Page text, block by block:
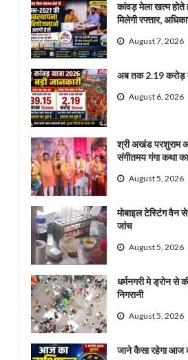
कांवड़ मेला खत्म होते
मिलेगी रफ्तार,
August 7, 2026
अब तक 2.19 करोड़
August 6, 2026
श्री अखंड परशुराम
संगीतमय गंगा कथा
August 5, 2026
मोबाइल टेस्टिंग वैन से
जांच
August 5, 2026
धर्मनगरी मे ड्रोन से
निगरानी
August 5, 2026
जाने कैसा रहेगा आज